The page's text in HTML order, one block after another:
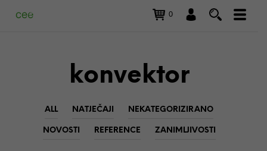
0
konvektor
ALL NATJEČAJI NEKATEGORIZIRANO
NOVOSTI REFERENCE ZANIMLJIVOSTI